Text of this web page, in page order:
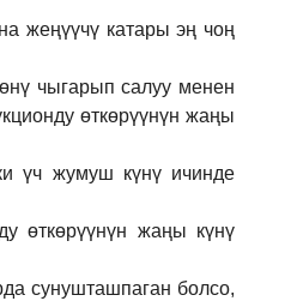
жеңүүчү катары эң чоң
чыгарып салуу менен
өткөрүүнүн жаңы
үч жумуш күнү ичинде
өткөрүүнүн жаңы күнү
сунушташпаган болсо,